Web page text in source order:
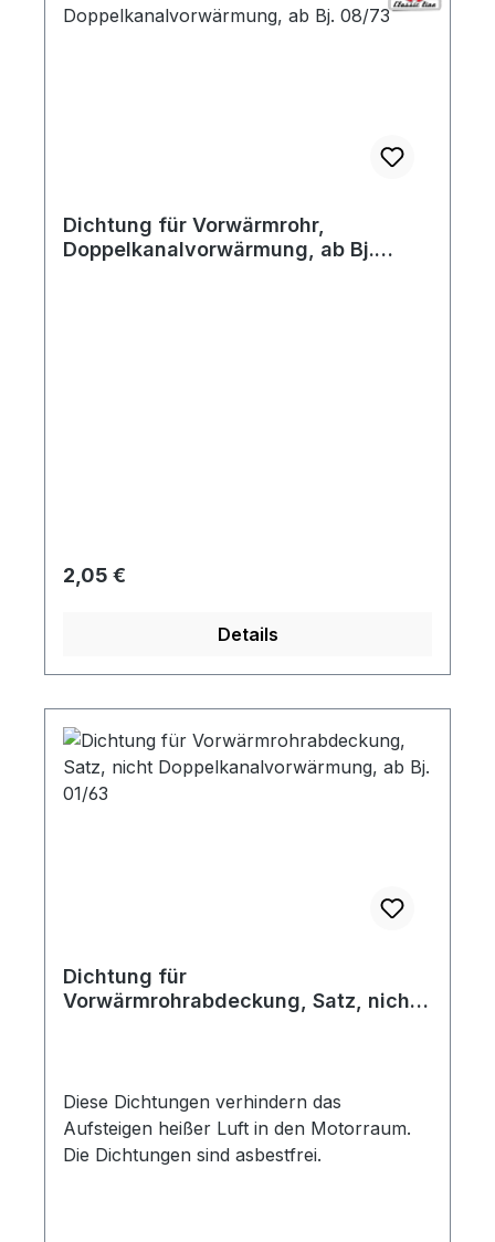
Dichtung für Vorwärmrohr,
Doppelkanalvorwärmung, ab Bj.
Regulärer Preis:
2,05 €
Details
Dichtung für
Vorwärmrohrabdeckung, Satz, nicht
Diese Dichtungen verhindern das
Aufsteigen heißer Luft in den Motorraum.
Die Dichtungen sind asbestfrei.